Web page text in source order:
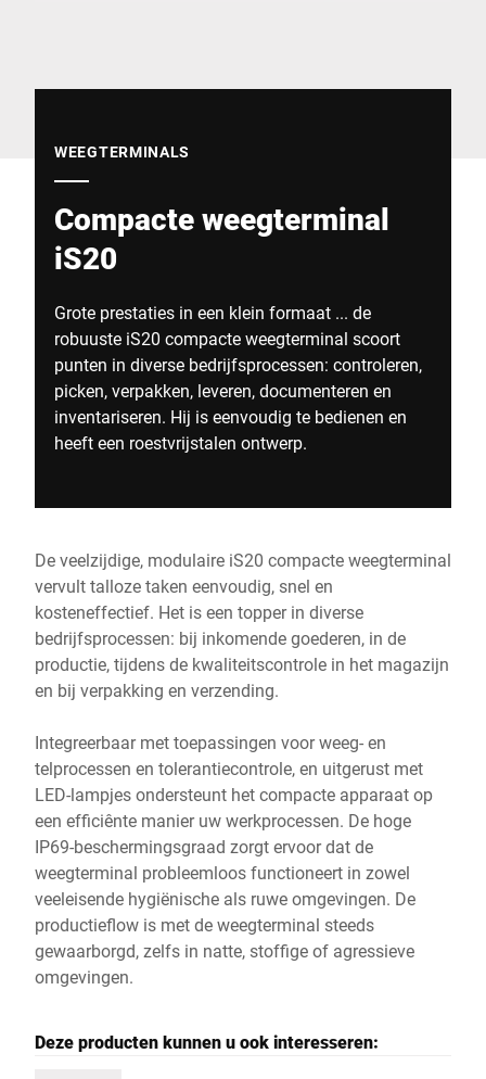
WEEGTERMINALS
Compacte weegterminal
iS20
Grote prestaties in een klein formaat ... de
robuuste iS20 compacte weegterminal scoort
punten in diverse bedrijfsprocessen: controleren,
picken, verpakken, leveren, documenteren en
inventariseren. Hij is eenvoudig te bedienen en
heeft een roestvrijstalen ontwerp.
De veelzijdige, modulaire iS20 compacte weegterminal
vervult talloze taken eenvoudig, snel en
kosteneffectief. Het is een topper in diverse
bedrijfsprocessen: bij inkomende goederen, in de
productie, tijdens de kwaliteitscontrole in het magazijn
en bij verpakking en verzending.
Integreerbaar met toepassingen voor weeg- en
telprocessen en tolerantiecontrole, en uitgerust met
LED-lampjes ondersteunt het compacte apparaat op
een efficiênte manier uw werkprocessen. De hoge
IP69-beschermingsgraad zorgt ervoor dat de
weegterminal probleemloos functioneert in zowel
veeleisende hygiënische als ruwe omgevingen. De
productieflow is met de weegterminal steeds
gewaarborgd, zelfs in natte, stoffige of agressieve
omgevingen.
Deze producten kunnen u ook interesseren: